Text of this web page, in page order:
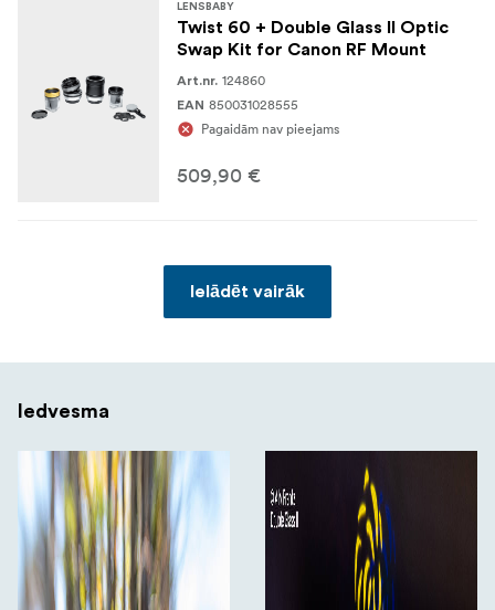
LENSBABY
Twist 60 + Double Glass II Optic
Swap Kit for Canon RF Mount
Art.nr. 124860
EAN 850031028555
Pagaidām nav pieejams
509,90 €
Ielādēt vairāk
Iedvesma